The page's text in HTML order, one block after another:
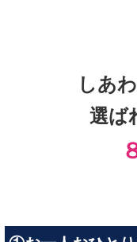
しあ
選ば